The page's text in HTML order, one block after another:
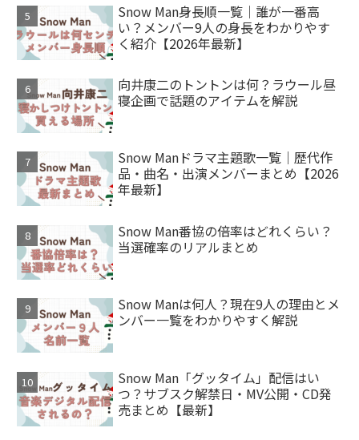
Snow Man身長順一覧｜誰が一番高
い？メンバー9人の身長をわかりやす
く紹介【2026年最新】
向井康二のトントンは何？ラウール昼
寝企画で話題のアイテムを解説
Snow Manドラマ主題歌一覧｜歴代作
品・曲名・出演メンバーまとめ【2026
年最新】
Snow Man番協の倍率はどれくらい？
当選確率のリアルまとめ
Snow Manは何人？現在9人の理由とメ
ンバー一覧をわかりやすく解説
Snow Man「グッタイム」配信はい
つ？サブスク解禁日・MV公開・CD発
売まとめ【最新】